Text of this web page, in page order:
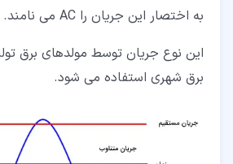
به اختصار این جریان را AC می نامند.
این نوع جریان توسط مولدهای برق
برق شهری استفاده می شود.